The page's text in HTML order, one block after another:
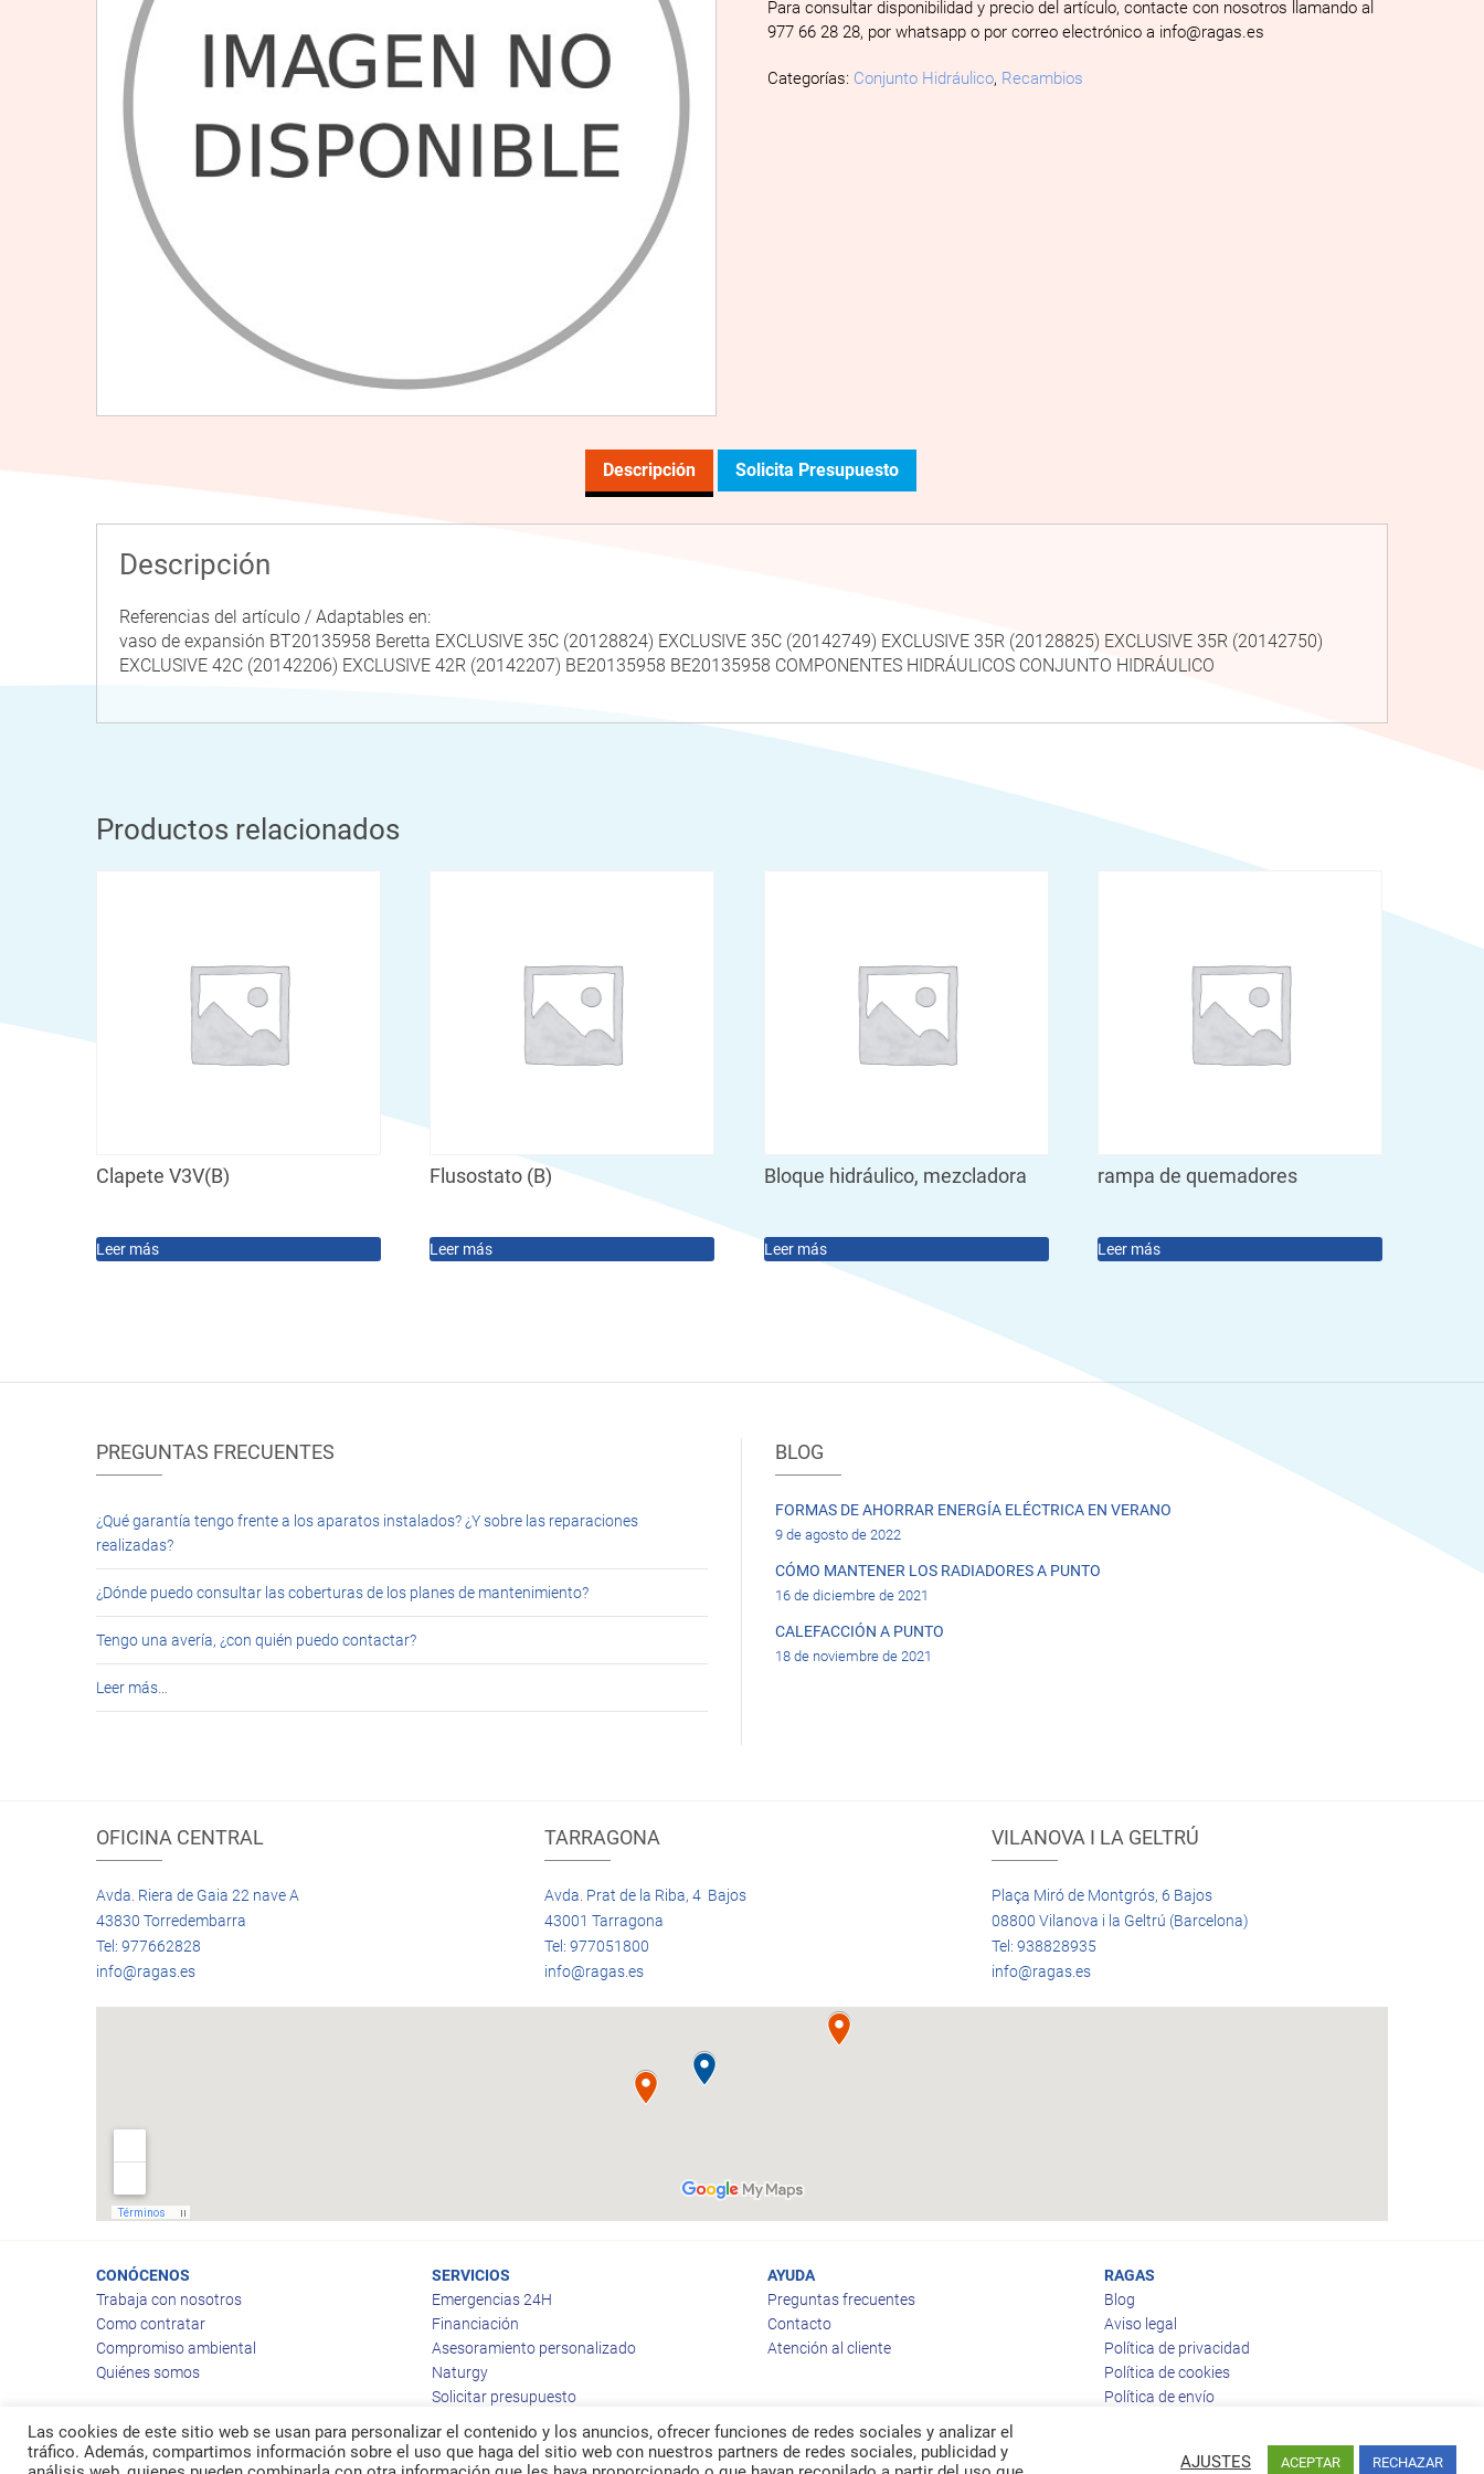
Para consultar disponibilidad y precio del artículo, contacte con nosotros llamando al
977 66 28 28, por whatsapp o por correo electrónico a info@ragas.es
Categorías: Conjunto Hidráulico, Recambios
Descripción Solicita Presupuesto
Descripción
Referencias del artículo / Adaptables en:
vaso de expansión BT20135958 Beretta EXCLUSIVE 35C (20128824) EXCLUSIVE 35C (20142749) EXCLUSIVE 35R (20128825) EXCLUSIVE 35R (20142750)
EXCLUSIVE 42C (20142206) EXCLUSIVE 42R (20142207) BE20135958 BE20135958 COMPONENTES HIDRÁULICOS CONJUNTO HIDRÁULICO
Productos relacionados
Clapete V3V(B)
Leer más
Flusostato (B)
Leer más
Bloque hidráulico, mezcladora
Leer más
rampa de quemadores
Leer más
PREGUNTAS FRECUENTES
¿Qué garantía tengo frente a los aparatos instalados? ¿Y sobre las reparaciones
realizadas?
¿Dónde puedo consultar las coberturas de los planes de mantenimiento?
Tengo una avería, ¿con quién puedo contactar?
Leer más…
BLOG
FORMAS DE AHORRAR ENERGÍA ELÉCTRICA EN VERANO
9 de agosto de 2022
CÓMO MANTENER LOS RADIADORES A PUNTO
16 de diciembre de 2021
CALEFACCIÓN A PUNTO
18 de noviembre de 2021
OFICINA CENTRAL
Avda. Riera de Gaia 22 nave A
43830 Torredembarra
Tel: 977662828
info@ragas.es
TARRAGONA
Avda. Prat de la Riba, 4 Bajos
43001 Tarragona
Tel: 977051800
info@ragas.es
VILANOVA I LA GELTRÚ
Plaça Miró de Montgrós, 6 Bajos
08800 Vilanova i la Geltrú (Barcelona)
Tel: 938828935
info@ragas.es
CONÓCENOS
Trabaja con nosotros
Como contratar
Compromiso ambiental
Quiénes somos
SERVICIOS
Emergencias 24H
Financiación
Asesoramiento personalizado
Naturgy
Solicitar presupuesto
AYUDA
Preguntas frecuentes
Contacto
Atención al cliente
RAGAS
Blog
Aviso legal
Política de privacidad
Política de cookies
Política de envío
Las cookies de este sitio web se usan para personalizar el contenido y los anuncios, ofrecer funciones de redes sociales y analizar el
tráfico. Además, compartimos información sobre el uso que haga del sitio web con nuestros partners de redes sociales, publicidad y
AJUSTES ACEPTAR RECHAZAR